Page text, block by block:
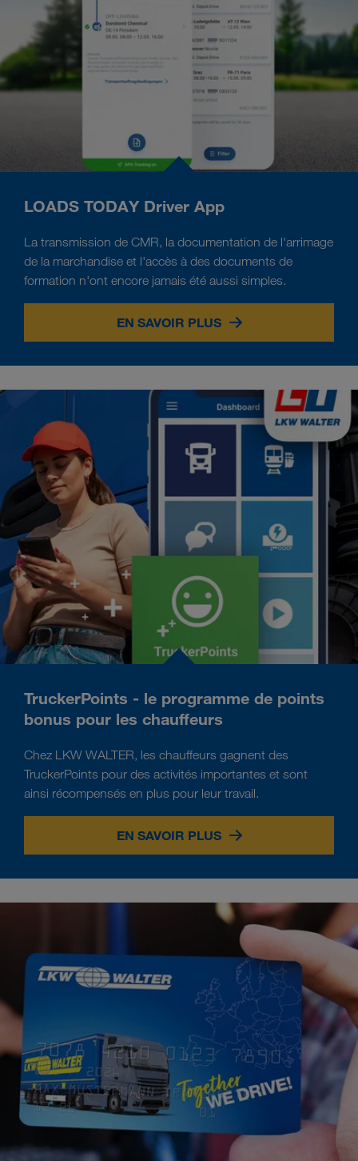
LOADS TODAY Driver App
La transmission de CMR, la documentation de l'arrimage
de la marchandise et l'accès à des documents de
formation n'ont encore jamais été aussi simples.
EN SAVOIR PLUS
TruckerPoints - le programme de points
bonus pour les chauffeurs
Chez LKW WALTER, les chauffeurs gagnent des
TruckerPoints pour des activités importantes et sont
ainsi récompensés en plus pour leur travail.
EN SAVOIR PLUS